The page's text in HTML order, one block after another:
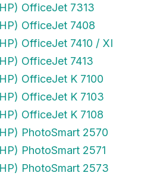
OfficeJet 7313
OfficeJet 7408
OfficeJet 7410 / XI
OfficeJet 7413
OfficeJet K 7100
OfficeJet K 7103
OfficeJet K 7108
PhotoSmart 2570
PhotoSmart 2571
PhotoSmart 2573